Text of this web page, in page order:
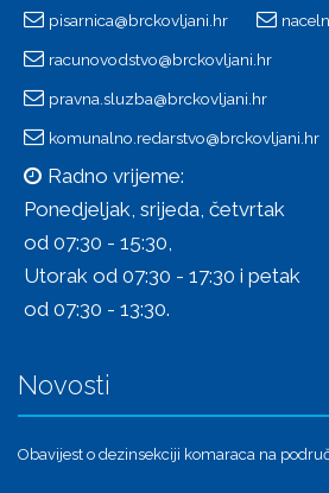
pisarnica@brckovljani.hr
racunovodstvo@brckovljani.hr
pravna.sluzba@brckovljani.hr
komunalno.redarstvo@brckovljani.hr
Radno vrijeme:
Ponedjeljak, srijeda, četvrtak
od 07:30 - 15:30,
Utorak od 07:30 - 17:30 i petak
od 07:30 - 13:30.
Novosti
Obavijest o dezinsekciji komaraca na